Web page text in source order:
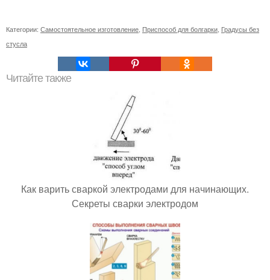
Категории: Самостоятельное изготовление, Приспособ для болгарки, Градусы без
стусла
Читайте также
Как варить сваркой электродами для начинающих.
Секреты сварки электродом